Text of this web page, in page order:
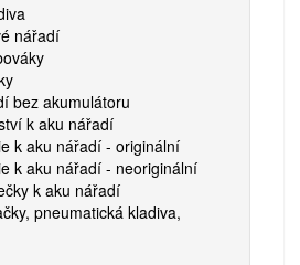
nářadí
bez akumulátoru
k aku nářadí
k aku nářadí - originální
k aku nářadí - neoriginální
k aku nářadí
pneumatická kladiva,